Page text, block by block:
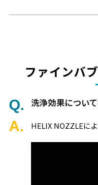
ファインバ
洗浄効果につい
HELIX NOZZLEに